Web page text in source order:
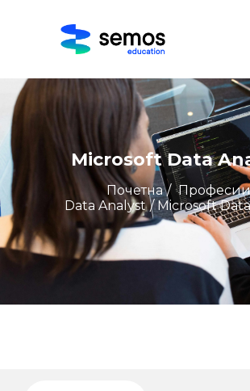
Microsoft Data
Почетна / Професии
Data Analyst / Microsoft